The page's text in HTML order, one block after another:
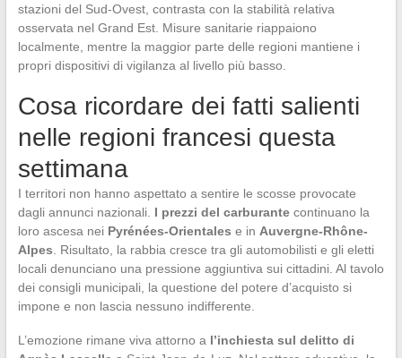
stazioni del Sud-Ovest, contrasta con la stabilità relativa
osservata nel Grand Est. Misure sanitarie riappaiono
localmente, mentre la maggior parte delle regioni mantiene i
propri dispositivi di vigilanza al livello più basso.
Cosa ricordare dei fatti salienti
nelle regioni francesi questa
settimana
I territori non hanno aspettato a sentire le scosse provocate
dagli annunci nazionali. I prezzi del carburantecontinuano la
loro ascesa nei Pyrénées-Orientales e in Auvergne-Rhône-
Alpes . Risultato, la rabbia cresce tra gli automobilisti e gli eletti
locali denunciano una pressione aggiuntiva sui cittadini. Al tavolo
dei consigli municipali, la questione del potere d’acquisto si
impone e non lascia nessuno indifferente.
L’emozione rimane viva attorno a l’inchiesta sul delitto di